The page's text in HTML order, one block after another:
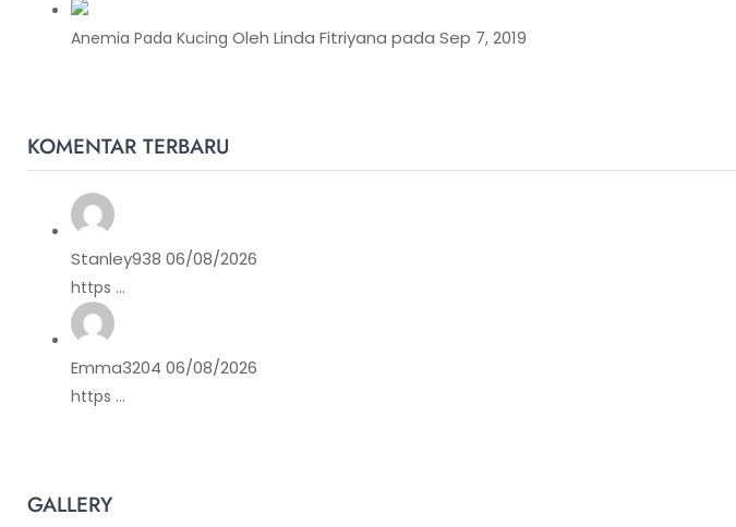
Anemia Pada Kucing Oleh Linda Fitriyana pada Sep 7, 2019
KOMENTAR TERBARU
Stanley938 06/08/2026
https ...
Emma3204 06/08/2026
https ...
GALLERY